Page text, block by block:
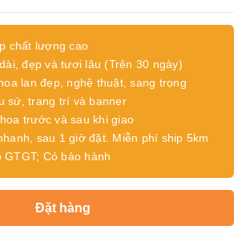
chất lượng cao
đẹp và tươi lâu (Trên 30 ngày)
lan đẹp, nghệ thuật, sang trọng
sứ, trang trí và banner
trước và sau khi giao
sau 1 giờ đặt. Miễn phí ship 5km
Có bảo hành
Đặt hàng